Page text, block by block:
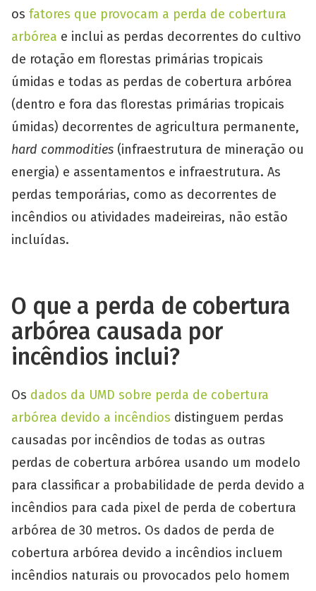
os fatores que provocam a perda de cobertura
arbórea e inclui as perdas decorrentes do cultivo
de rotação em florestas primárias tropicais
úmidas e todas as perdas de cobertura arbórea
(dentro e fora das florestas primárias tropicais
úmidas) decorrentes de agricultura permanente,
hard commodities (infraestrutura de mineração ou
energia) e assentamentos e infraestrutura. As
perdas temporárias, como as decorrentes de
incêndios ou atividades madeireiras, não estão
incluídas.
O que a perda de cobertura
arbórea causada por
incêndios inclui?
Os dados da UMD sobre perda de cobertura
arbórea devido a incêndios distinguem perdas
causadas por incêndios de todas as outras
perdas de cobertura arbórea usando um modelo
para classificar a probabilidade de perda devido a
incêndios para cada pixel de perda de cobertura
arbórea de 30 metros. Os dados de perda de
cobertura arbórea devido a incêndios incluem
incêndios naturais ou provocados pelo homem